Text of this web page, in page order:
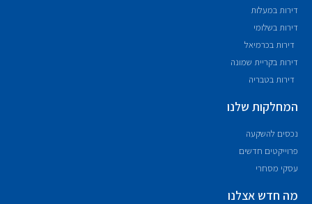
דירות במעלות
דירות בשלומי
דירות בכרמיאל
דירות בקריית שמונה
דירות בטבריה
המחלקות שלנו
נכסים להשקעה
פרוייקטים חדשים
עסקי מסחרי
מה חדש אצלנו